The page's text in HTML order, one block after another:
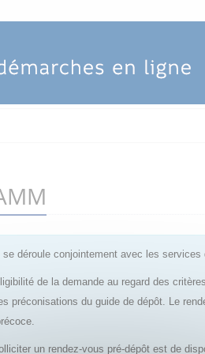
déroule conjointement avec les services
de la demande au regard des
préconisations du guide de dépôt. Le
un rendez-vous pré-dépôt est de